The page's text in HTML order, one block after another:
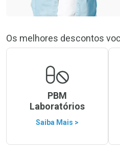
Os melhores descontos
PBM
Laboratórios
Saiba Mais >